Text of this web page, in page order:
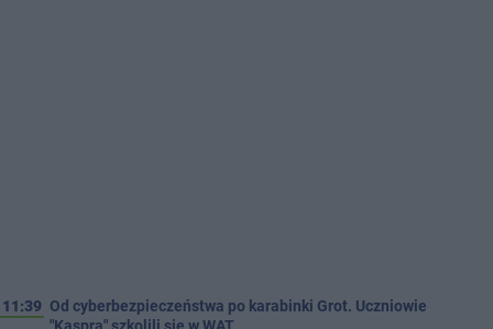
11:39 Od cyberbezpieczeństwa po karabinki Grot. Uczniowie
"Kaspra" szkolili się w WAT